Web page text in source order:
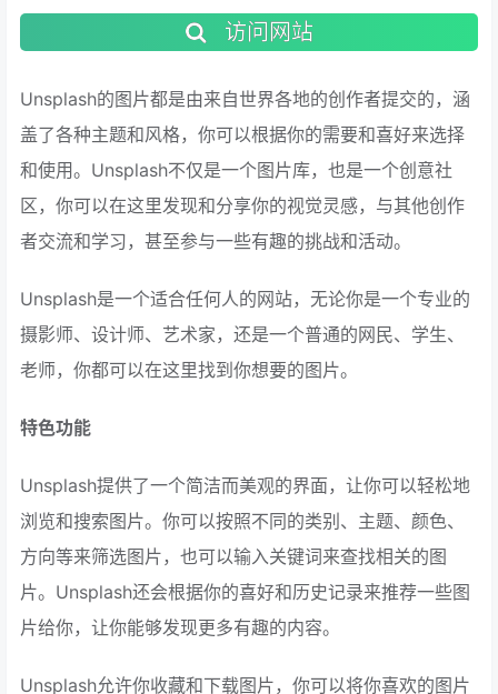
访问网站
Unsplash的图片都是由来自世界各地的创作者提交的，涵
盖了各种主题和风格，你可以根据你的需要和喜好来选择
和使用。Unsplash不仅是一个图片库，也是一个创意社
区，你可以在这里发现和分享你的视觉灵感，与其他创作
者交流和学习，甚至参与一些有趣的挑战和活动。
Unsplash是一个适合任何人的网站，无论你是一个专业的
摄影师、设计师、艺术家，还是一个普通的网民、学生、
老师，你都可以在这里找到你想要的图片。
特色功能
Unsplash提供了一个简洁而美观的界面，让你可以轻松地
浏览和搜索图片。你可以按照不同的类别、主题、颜色、
方向等来筛选图片，也可以输入关键词来查找相关的图
片。Unsplash还会根据你的喜好和历史记录来推荐一些图
片给你，让你能够发现更多有趣的内容。
Unsplash允许你收藏和下载图片，你可以将你喜欢的图片